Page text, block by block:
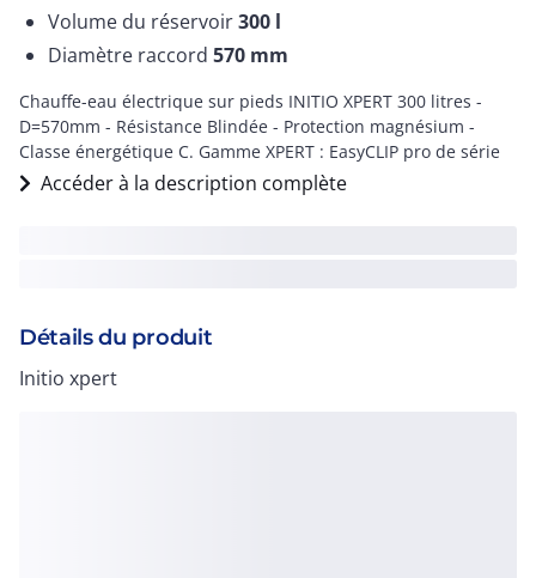
Volume du réservoir300 l
Diamètre raccord 570 mm
Chauffe-eau électrique sur pieds INITIO XPERT 300 litres -
D=570mm - Résistance Blindée - Protection magnésium -
Classe énergétique C. Gamme XPERT : EasyCLIP pro de série
Accéder à la description complète
Détails du produit
Initio xpert